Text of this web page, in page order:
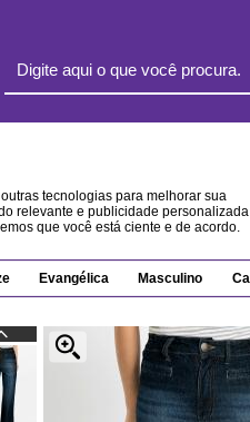
tecnologias para melhorar sua
relevante e publicidade personalizada
que você está ciente e de acordo.
Evangélica Masculino